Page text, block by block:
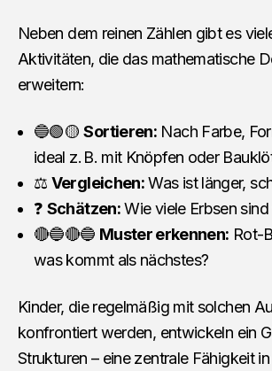
Neben dem reinen Zählen gibt es
Aktivitäten, die das mathematische
erweitern:
🔵🟢🟡Sortieren: Nach Farbe,
ideal z. B. mit Knöpfen oder
⚖️ Vergleichen:Was ist länger,
❓ Schätzen:Wie viele Erbsen sind
🔴🔵🔴🔵 Muster erkennen: Rot-
was kommt als nächstes?
Kinder, die regelmäßig mit solchen
konfrontiert werden, entwickeln ein
Strukturen – eine zentrale Fähigkeit